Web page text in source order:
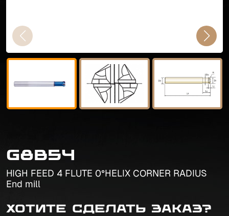
G8B54
HIGH FEED 4 FLUTE 0°HELIX CORNER RADIUS
End mill
Хотите сделать заказ?